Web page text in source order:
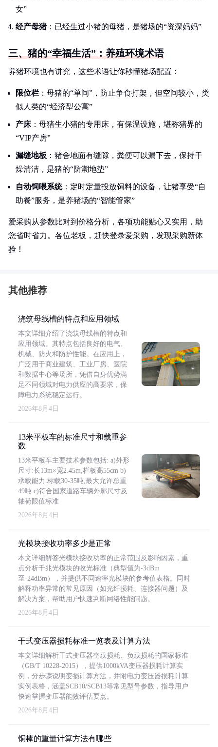
女”
经产母猪：已经生过小猪的母猪，是猪场的“资深妈妈”
三、猪的“幸福生活”：养殖环境术语
养猪环境也有讲究，这些术语让你秒懂猪场配置：
限位栏 ：母猪的“单间”，防止争食打架，但空间较小，类
似人类的“经济型公寓”
产床：母猪生小猪的专用床，有保温设施，堪称猪界的
“VIP产房”
漏缝地板 ：猪舍地面有缝隙，粪便可以漏下去，保持干
燥清洁，是猪的“防潮地垫”
自动饲喂系统：定时定量投放饲料的设备，让猪享受“自
助餐”服务，是养猪场的“智能管家”
爱采购从参数比对到价格分析，各项功能贴心又实用，助
您省时省力。各位老板，赶快登录爱采购，发现采购新体
验！
其他推荐
浇筑母线槽的特点和应用领域
本文详细介绍了浇筑母线槽的特点和
应用领域。其特点包括良好的电气、
机械、防火和防护性能。在应用上，
广泛用于商业建筑、工业厂房、医院
和数据中心等场所，凭借自身优势满
足不同领域对电力供应的高要求，保
障电力系统稳定运行。
2026年8月4日
13米平板车的标准尺寸和载重参
数
13米平板车主要技术参数包括: a)外形
尺寸:长13m×宽2.45m,栏板高55cm b)
承载能力:标载30-35吨,最大允许总重
49吨 c)符合国家道路车辆外廓尺寸及
轴荷限值标准
2026年8月4日
光模块接收功率多少是正常
本文详细解答光模块接收功率的正常范围及影响因素，重
点分析千兆光模块的收光标准（典型值为-3dBm
至-24dBm），并提供不同速率光模块的参考值表格。同时
解释功率异常的常见原因（如光纤损耗、连接器问题）及
解决方案，帮助用户快速判断网络性能问题。
2026年8月4日
干式变压器损耗标准一览表及计算方法
本文详细解析干式变压器空载损耗、负载损耗的国家标准
（GB/T 10228-2015），提供1000kVA变压器损耗计算实
例，分步骤说明变损计算方法，并附电力变压器损耗计算
实例表格，涵盖SCB10/SCB13等常见型号参数，指导用户
快速掌握变压器能效评估要点。
2026年8月4日
铜棒的重量计算方法有哪些